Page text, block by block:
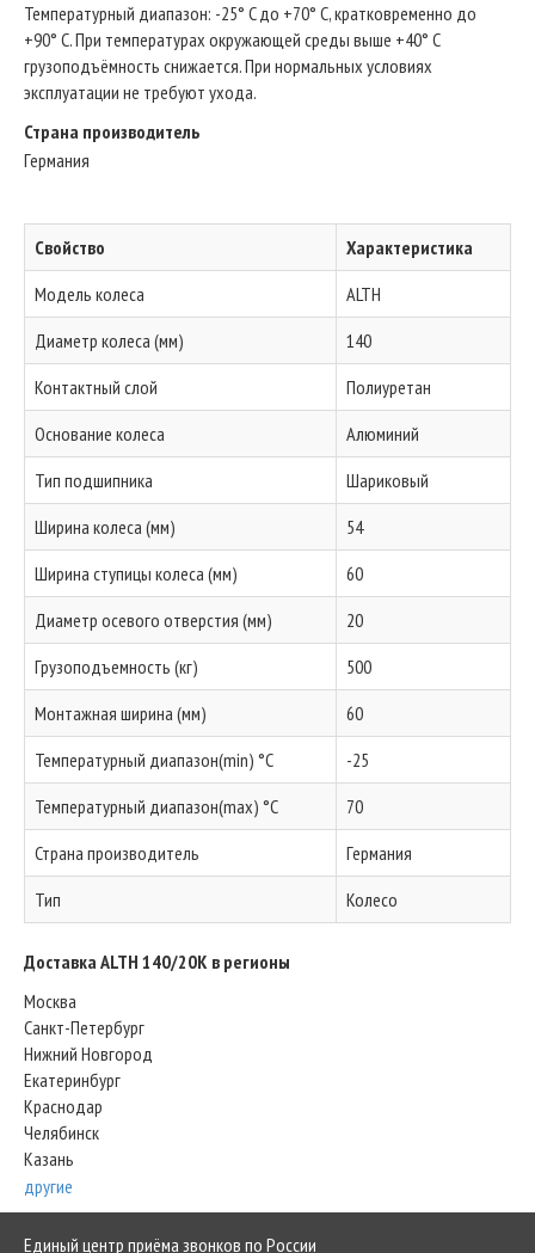
Температурный диапазон: -25° C до +70° C, кратковременно до
+90° C. При температурах окружающей среды выше +40° C
грузоподъёмность снижается. При нормальных условиях
эксплуатации не требуют ухода.
Страна производитель
Германия
Свойство
Характеристика
Модель колеса
ALTH
Диаметр колеса (мм)
140
Контактный слой
Полиуретан
Основание колеса
Алюминий
Тип подшипника
Шариковый
Ширина колеса (мм)
54
Ширина ступицы колеса (мм)
60
Диаметр осевого отверстия (мм)
20
Грузоподъемность (кг)
500
Монтажная ширина (мм)
60
Температурный диапазон(min) °C
-25
Температурный диапазон(max) °C
70
Страна производитель
Германия
Тип
Колесо
Доставка ALTH 140/20K в регионы
Москва
Санкт-Петербург
Нижний Новгород
Екатеринбург
Краснодар
Челябинск
Казань
другие
Единый центр приёма звонков по России